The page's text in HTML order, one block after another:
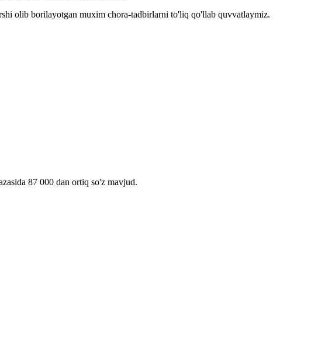
olib borilayotgan muxim chora-tadbirlarni to'liq qo'llab quvvatlaymiz.
87 000 dan ortiq so'z mavjud.